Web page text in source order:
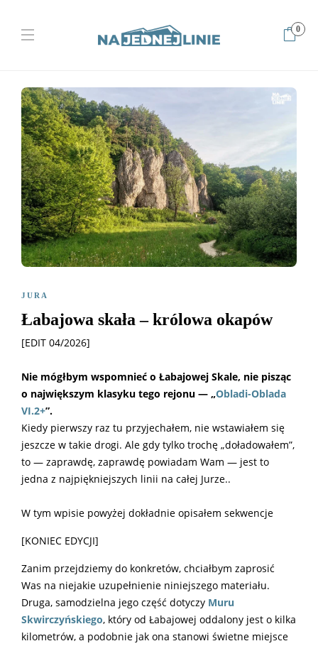
0
Jura Łabajowa skała – królowa okapów
JURA
Łabajowa skała – królowa okapów
[EDIT 04/2026]
Nie mógłbym wspomnieć o Łabajowej Skale, nie pisząc
o największym klasyku tego rejonu — „Obladi-Oblada
VI.2+”.
Kiedy pierwszy raz tu przyjechałem, nie wstawiałem się
jeszcze w takie drogi. Ale gdy tylko trochę „doładowałem”,
to — zaprawdę, zaprawdę powiadam Wam — jest to
jedna z najpiękniejszych linii na całej Jurze..
W tym wpisie powyżej dokładnie opisałem sekwencje
[KONIEC EDYCJI]
Zanim przejdziemy do konkretów, chciałbym zaprosić
Was na niejakie uzupełnienie niniejszego materiału.
Druga, samodzielna jego część dotyczy Muru
Skwirczyńskiego, który od Łabajowej oddalony jest o kilka
kilometrów, a podobnie jak ona stanowi świetne miejsce